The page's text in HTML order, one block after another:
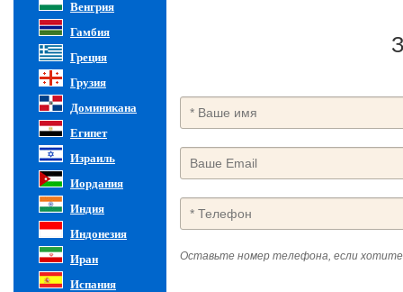
Венгрия
Гамбия
Греция
Грузия
Доминикана
Египет
Израиль
Иордания
Индия
Индонезия
Иран
Испания
Оставьте номер телефона, если